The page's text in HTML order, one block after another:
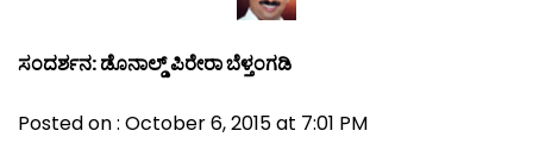
ಸಂದರ್ಶನ: ಡೊನಾಲ್ಡ್ ಪಿರೇರಾ ಬೆಳ್ತಂಗಡಿ
Posted on : October 6, 2015 at 7:01 PM